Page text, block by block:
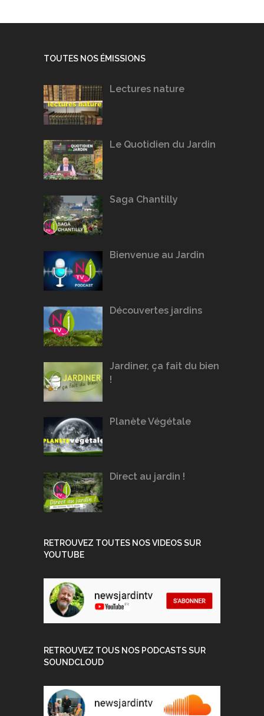
TOUTES NOS ÉMISSIONS
Lectures nature
Le Quotidien du Jardin
Saga Chantilly
Bienvenue au Jardin
Découvertes jardins
Jardiner, ça fait du bien
!
Planète Végétale
Direct au jardin !
RETROUVEZ TOUTES NOS VIDEOS SUR
YOUTUBE
RETROUVEZ TOUS NOS PODCASTS SUR
SOUNDCLOUD